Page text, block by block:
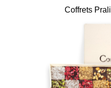
Coffrets